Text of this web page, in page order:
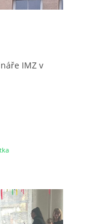
157, 332 07
0300
Vladimír Plic
IMZ v